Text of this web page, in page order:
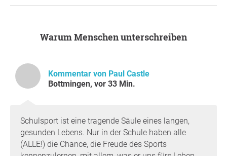
Warum Menschen unterschreiben
Kommentar von Paul Castle
Bottmingen, vor 33 Min.
Schulsport ist eine tragende Säule eines langen,
gesunden Lebens. Nur in der Schule haben alle
(ALLE!) die Chance, die Freude des Sports